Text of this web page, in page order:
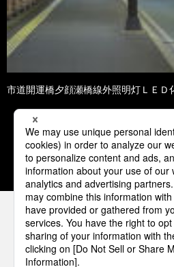
市道開運橋夕顔瀬橋線外照明灯ＬＥＤ
1 2 3 4
パナソニックの電気設備